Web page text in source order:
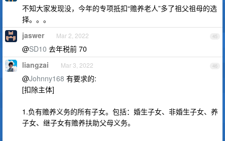
不知大家发现没，今年的专项抵扣“赡养老人”多了祖父祖母的选
择。。。
45
jaswer Mar 2, 2022
@SD10 去年税前 70
46
liangzai Mar 3, 2022
@Johnny168 有要求的:
[扣除主体]
1.负有赡养义务的所有子女。包括：婚生子女、非婚生子女、养
子女、继子女有赡养扶助父母义务。